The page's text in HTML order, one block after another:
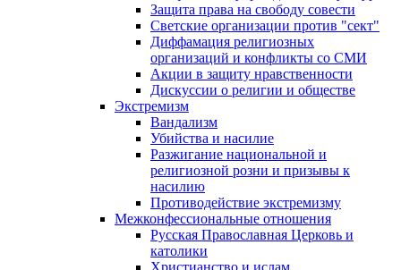
Защита права на свободу совести
Светские организации против "сект"
Диффамация религиозных
организаций и конфликты со СМИ
Акции в защиту нравственности
Дискуссии о религии и обществе
Экстремизм
Вандализм
Убийства и насилие
Разжигание национальной и
религиозной розни и призывы к
насилию
Противодействие экстремизму
Межконфессиональные отношения
Русская Православная Церковь и
католики
Христианство и ислам